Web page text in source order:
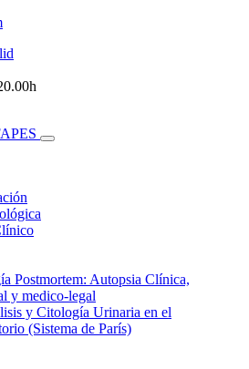
Postmortem: Autopsia Clínica,
y medico-legal
y Citología Urinaria en el
(Sistema de París)